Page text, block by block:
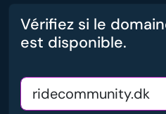
Vérifiez si le
est disponible.